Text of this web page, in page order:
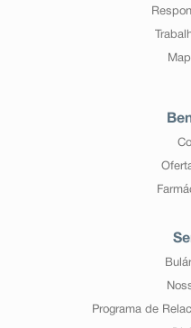
Programa de